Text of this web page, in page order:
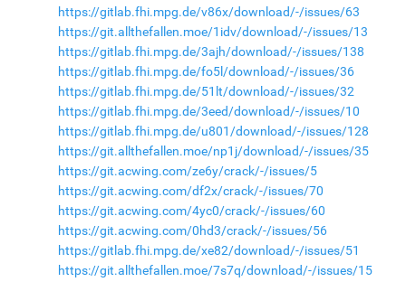
https://gitlab.fhi.mpg.de/v86x/download/-/issues/63
https://git.allthefallen.moe/1idv/download/-/issues/13
https://gitlab.fhi.mpg.de/3ajh/download/-/issues/138
https://gitlab.fhi.mpg.de/fo5l/download/-/issues/36
https://gitlab.fhi.mpg.de/51lt/download/-/issues/32
https://gitlab.fhi.mpg.de/3eed/download/-/issues/10
https://gitlab.fhi.mpg.de/u801/download/-/issues/128
https://git.allthefallen.moe/np1j/download/-/issues/35
https://git.acwing.com/ze6y/crack/-/issues/5
https://git.acwing.com/df2x/crack/-/issues/70
https://git.acwing.com/4yc0/crack/-/issues/60
https://git.acwing.com/0hd3/crack/-/issues/56
https://gitlab.fhi.mpg.de/xe82/download/-/issues/51
https://git.allthefallen.moe/7s7q/download/-/issues/15